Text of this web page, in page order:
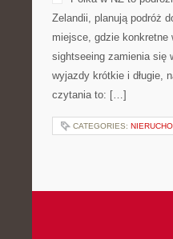
Zelandii, planują podróż
miejsce, gdzie
sightseeing zamienia się
wyjazdy krótkie i długie,
czytania to: […]
CATEGORIES: